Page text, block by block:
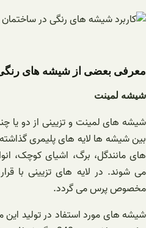
معرفی بعضی از شیشه های
شیشه لمینت
شیشه های لمینت و تزیینی از دو یا
بین شیشه ها لایه های پلیمری
های مانندگل، برگ، اشیای کوچک،
می شوند. در لایه های تزیینی با
مخصوص پرس می گردد.
شیشه های مورد استفاد در تولید این